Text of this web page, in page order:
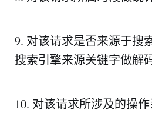
9. 对该请求是否来源于搜
搜索引擎来源关键字做解
10. 对该请求所涉及的操